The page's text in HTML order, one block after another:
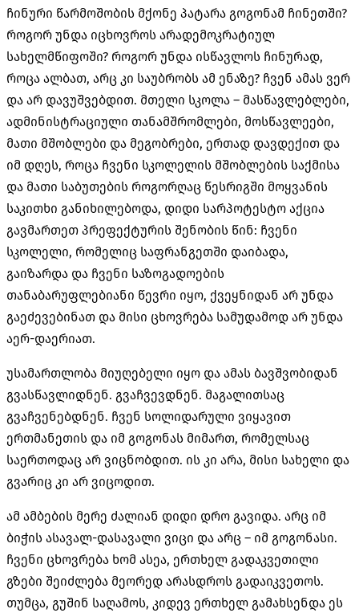
ჩინური წარმოშობის მქონე პატარა გოგონამ ჩინეთში?
როგორ უნდა იცხოვროს არადემოკრატიულ
სახელმწიფოში? როგორ უნდა ისწავლოს ჩინურად,
როცა ალბათ, არც კი საუბრობს ამ ენაზე? ჩვენ ამას ვერ
და არ დავუშვებდით. მთელი სკოლა – მასწავლებლები,
ადმინისტრაციული თანამშრომლები, მოსწავლეები,
მათი მშობლები და მეგობრები, ერთად დავდექით და
იმ დღეს, როცა ჩვენი სკოლელის მშობლების საქმისა
და მათი საბუთების როგორღაც წესრიგში მოყვანის
საკითხი განიხილებოდა, დიდი სარპოტესტო აქცია
გავმართეთ პრეფექტურის შენობის წინ: ჩვენი
სკოლელი, რომელიც საფრანგეთში დაიბადა,
გაიზარდა და ჩვენი საზოგადოების
თანაბარუფლებიანი წევრი იყო, ქვეყნიდან არ უნდა
გაეძევებინათ და მისი ცხოვრება სამუდამოდ არ უნდა
აერ-დაერიათ.
უსამართლობა მიუღებელი იყო და ამას ბავშვობიდან
გვასწავლიდნენ. გვაჩვევდნენ. მაგალითსაც
გვაჩვენებდნენ. ჩვენ სოლიდარული ვიყავით
ერთმანეთის და იმ გოგონას მიმართ, რომელსაც
საერთოდაც არ ვიცნობდით. ის კი არა, მისი სახელი და
გვარიც კი არ ვიცოდით.
ამ ამბების მერე ძალიან დიდი დრო გავიდა. არც იმ
ბიჭის ასავალ-დასავალი ვიცი და არც – იმ გოგონასი.
ჩვენი ცხოვრება ხომ ასეა, ერთხელ გადაკვეთილი
გზები შეიძლება მეორედ არასდროს გადაიკვეთოს.
თუმცა, გუშინ საღამოს, კიდევ ერთხელ გამახსენდა ეს